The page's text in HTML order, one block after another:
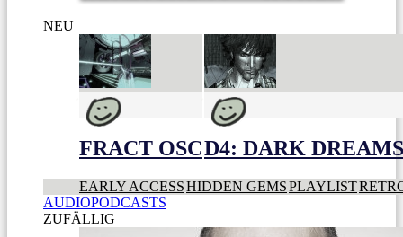
NEU
FRACT OSCD4: DARK
EARLY ACCESSHIDDEN GEMSPLAYLIST
AUDIOPODCASTS
ZUFÄLLIG